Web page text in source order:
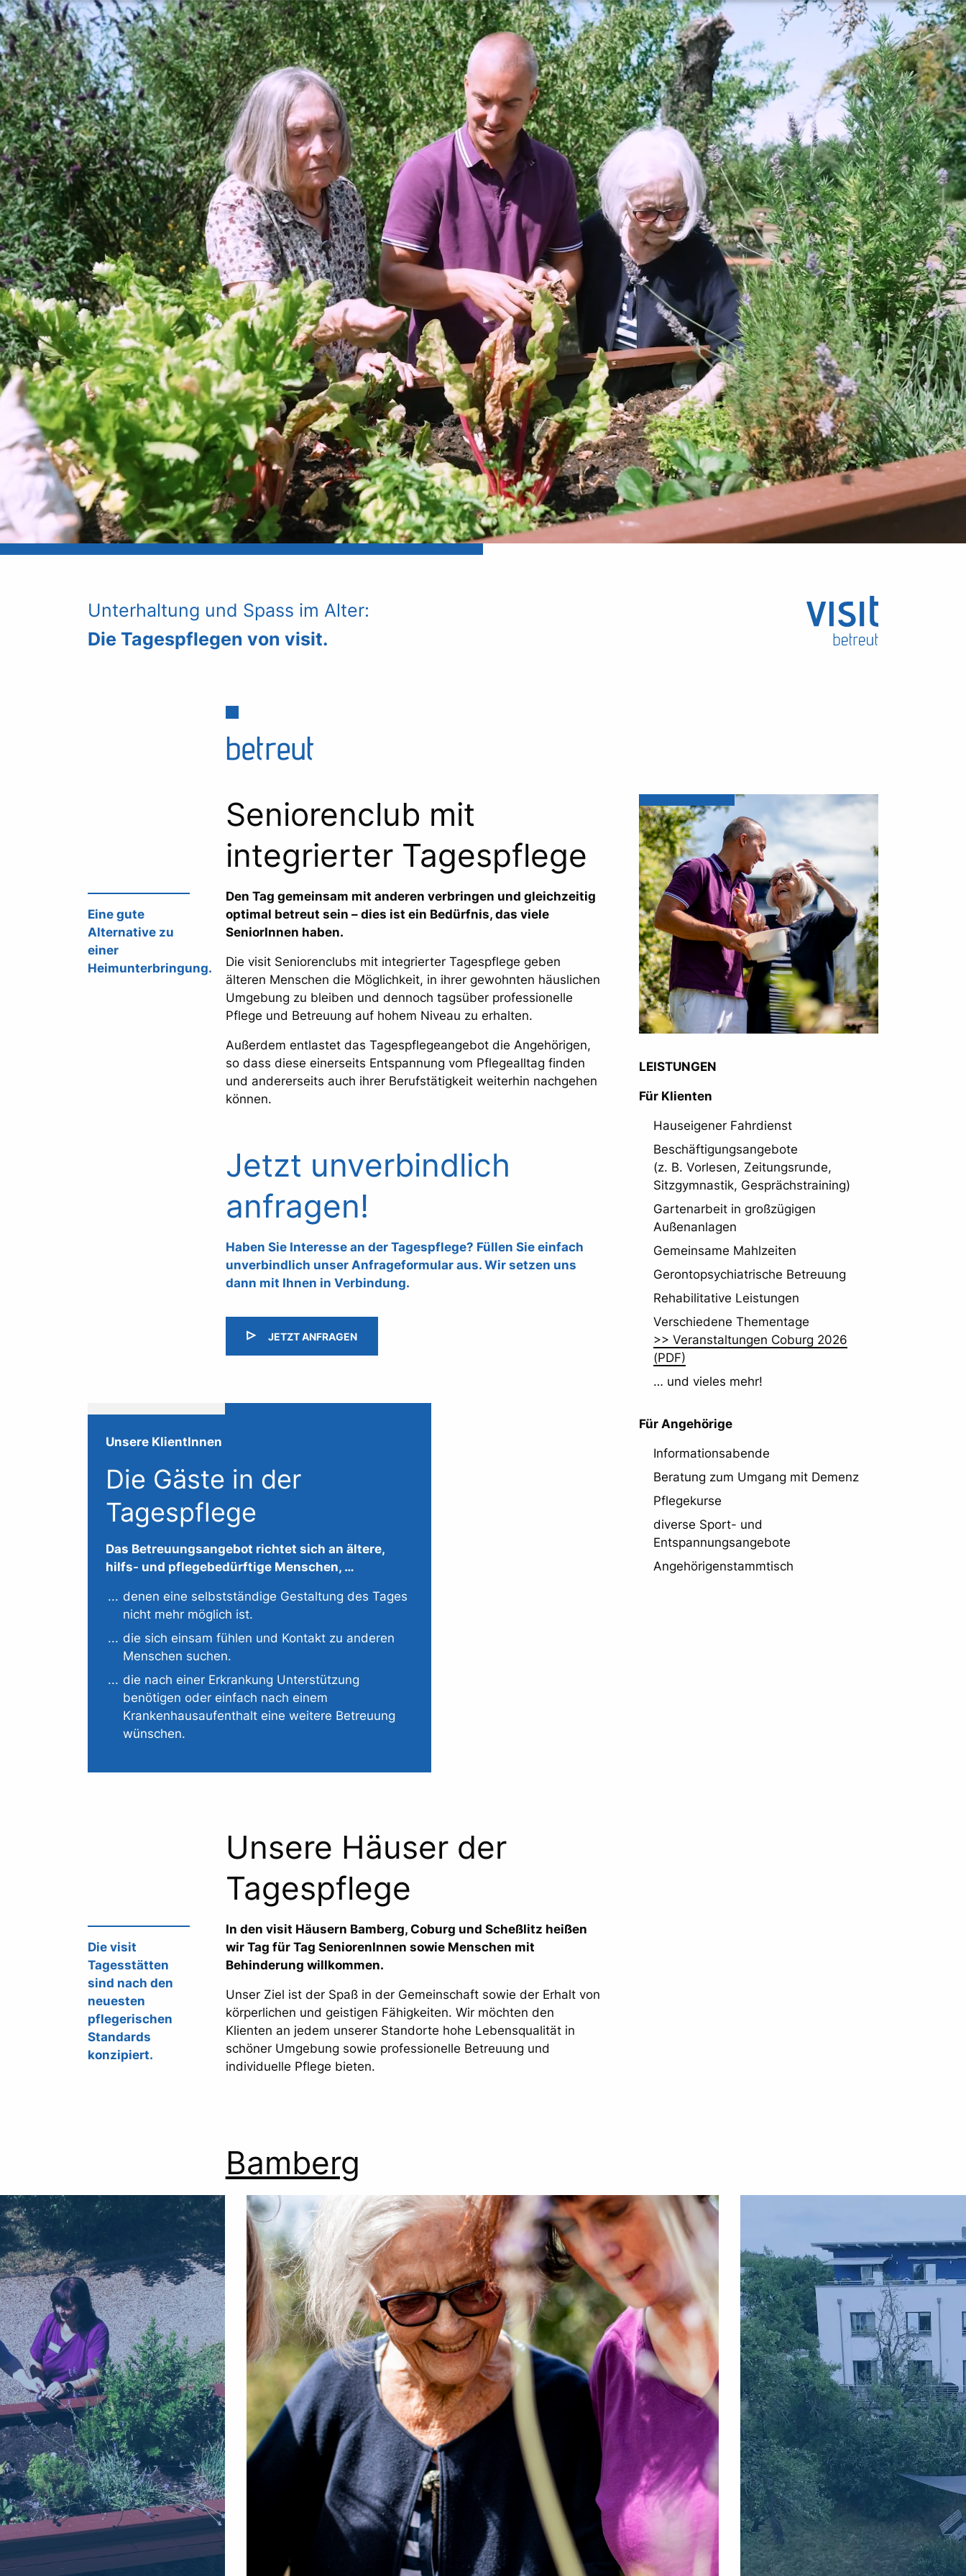
Unterhaltung und Spass im Alter:
Die Tagespflegen von visit.
betreut
Seniorenclub mit
integrierter Tagespflege
Eine gute
Alternative zu
einer
Heimunterbringung.
Den Tag gemeinsam mit anderen verbringen und gleichzeitig
optimal betreut sein – dies ist ein Bedürfnis, das viele
SeniorInnen haben.
Die visit Seniorenclubs mit integrierter Tagespflege geben
älteren Menschen die Möglichkeit, in ihrer gewohnten häuslichen
Umgebung zu bleiben und dennoch tagsüber professionelle
Pflege und Betreuung auf hohem Niveau zu erhalten.
Außerdem entlastet das Tagespflegeangebot die Angehörigen,
so dass diese einerseits Entspannung vom Pflegealltag finden
und andererseits auch ihrer Berufstätigkeit weiterhin nachgehen
können.
Jetzt unverbindlich
anfragen!
Haben Sie Interesse an der Tagespflege? Füllen Sie einfach
unverbindlich unser Anfrageformular aus. Wir setzen uns
dann mit Ihnen in Verbindung.
JETZT ANFRAGEN
Unsere KlientInnen
Die Gäste in der
Tagespflege
Das Betreuungsangebot richtet sich an ältere,
hilfs- und pflegebedürftige Menschen, …
denen eine selbstständige Gestaltung des Tages
nicht mehr möglich ist.
die sich einsam fühlen und Kontakt zu anderen
Menschen suchen.
die nach einer Erkrankung Unterstützung
benötigen oder einfach nach einem
Krankenhausaufenthalt eine weitere Betreuung
wünschen.
LEISTUNGEN
Für Klienten
Hauseigener Fahrdienst
Beschäftigungsangebote
(z. B. Vorlesen, Zeitungsrunde,
Sitzgymnastik, Gesprächstraining)
Gartenarbeit in großzügigen
Außenanlagen
Gemeinsame Mahlzeiten
Gerontopsychiatrische Betreuung
Rehabilitative Leistungen
Verschiedene Thementage
>> Veranstaltungen Coburg 2026
(PDF)
… und vieles mehr!
Für Angehörige
Informationsabende
Beratung zum Umgang mit Demenz
Pflegekurse
diverse Sport- und
Entspannungsangebote
Angehörigenstammtisch
Unsere Häuser der
Tagespflege
Die visit
Tagesstätten
sind nach den
neuesten
pflegerischen
Standards
konzipiert.
In den visit Häusern Bamberg, Coburg und Scheßlitz heißen
wir Tag für Tag SeniorenInnen sowie Menschen mit
Behinderung willkommen.
Unser Ziel ist der Spaß in der Gemeinschaft sowie der Erhalt von
körperlichen und geistigen Fähigkeiten. Wir möchten den
Klienten an jedem unserer Standorte hohe Lebensqualität in
schöner Umgebung sowie professionelle Betreuung und
individuelle Pflege bieten.
Bamberg